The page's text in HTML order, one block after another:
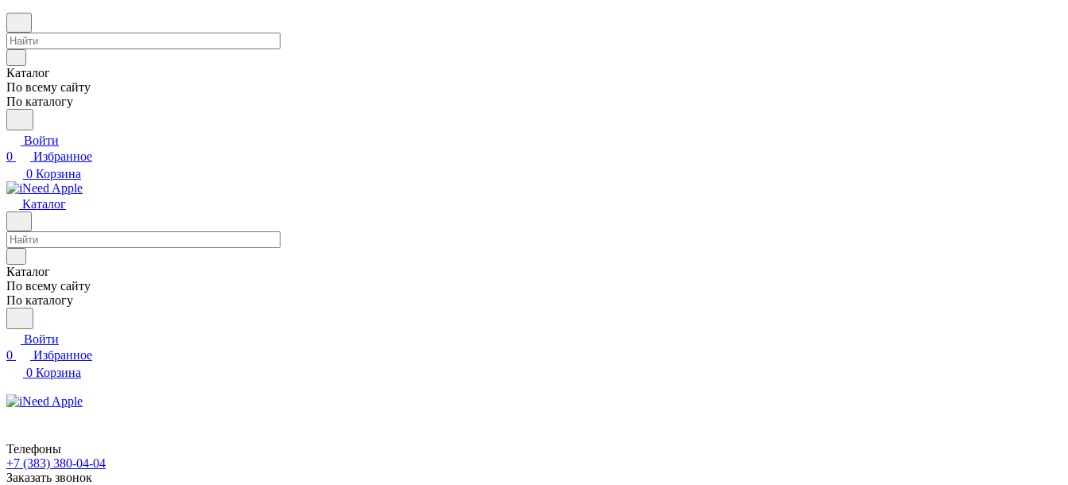
Каталог
По всему сайту
По каталогу
Войти
0
Избранное
0 Корзина
Каталог
Каталог
По всему сайту
По каталогу
Войти
0
Избранное
0 Корзина
Телефоны
+7 (383) 380-04-04
Заказать звонок